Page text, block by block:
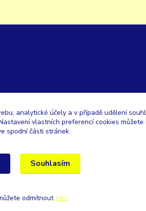
analytické účely a v případě udělení
vlastních preferencí cookies
spodní části stránek.
Souhlasím
odmítnout zde.